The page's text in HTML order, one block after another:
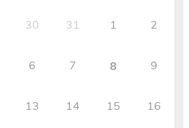
30 31 1 2
6 7 8 9
13 14 15 16